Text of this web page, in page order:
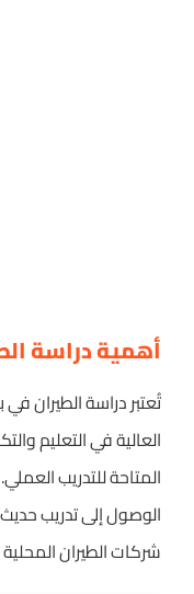
أهمية دراسة
تُعتبر دراسة الطيران
العالية في التعليم
المتاحة للتدريب
الوصول إلى تدريب
شركات الطيران المحلية